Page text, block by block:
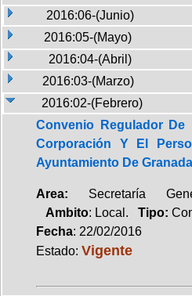
2016:06-(Junio)
2016:05-(Mayo)
2016:04-(Abril)
2016:03-(Marzo)
2016:02-(Febrero)
Convenio Regulador
Corporación Y El
Ayuntamiento De Granada
Area: Secretaría
Ambito: Local. Tipo:
Fecha: 22/02/2016
Estado: Vigente